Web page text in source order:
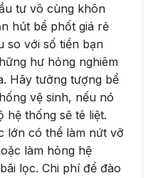
tư vô cùng khôn
hút bể phốt giá rẻ
so với số tiền bạn
hư hỏng nghiêm
Hãy tưởng tượng bể
vệ sinh, nếu nó
hệ thống sẽ tê liệt.
lớn có thể làm nứt vỡ
làm hỏng hệ
lọc. Chi phí để đào